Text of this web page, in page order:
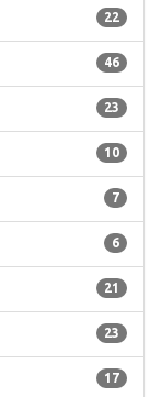
22
46
23
10
7
6
21
23
17